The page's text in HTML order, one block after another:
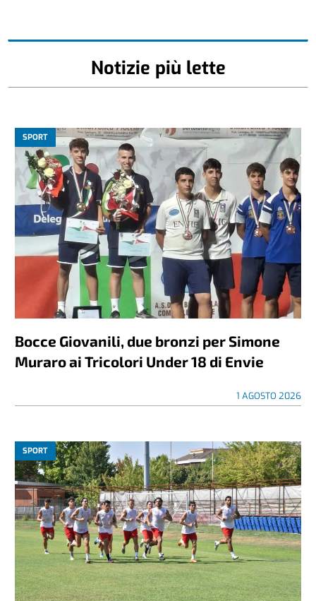
Notizie più lette
SPORT
Bocce Giovanili, due bronzi per Simone
Muraro ai Tricolori Under 18 di Envie
1 AGOSTO 2026
SPORT